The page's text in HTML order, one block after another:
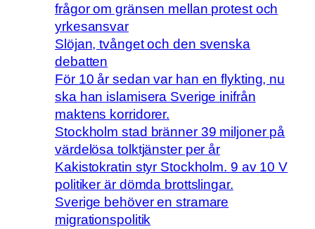
frågor om gränsen mellan protest och
yrkesansvar
Slöjan, tvånget och den svenska
debatten
För 10 år sedan var han en flykting, nu
ska han islamisera Sverige inifrån
maktens korridorer.
Stockholm stad bränner 39 miljoner på
värdelösa tolktjänster per år
Kakistokratin styr Stockholm. 9 av 10 V
politiker är dömda brottslingar.
Sverige behöver en stramare
migrationspolitik